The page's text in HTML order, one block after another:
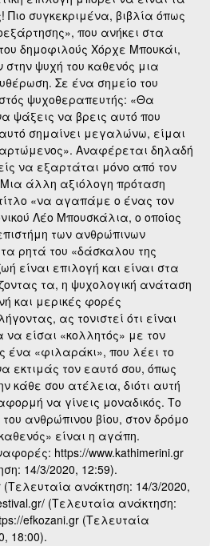
Πιο συγκεκριμένα, βιβλία όπως
που ανήκει στα
δημοφιλούς Χόρχε Μπουκάι,
ψυχή του καθενός μια
Σε ένα σημείο του
ψυχοθεραπευτής: «Θα
ψάξεις να βρεις αυτό που
σημαίνει μεγαλώνω, είμαι
Αναφέρεται δηλαδή
να εξαρτάται μόνο από τον
Μια άλλη αξιόλογη πρόταση
τίτλο «να αγαπάμε ο ένας τον
Λέο Μπουσκάλια, ο οποίος
των ανθρώπινων
ρητά του «δάσκαλου της
είναι επιλογή και είναι στα
τα, η ψυχολογική ανάταση
και μερικές φορές
ας τονιστεί ότι είναι
να είσαι «κολλητός» με τον
ένα «φιλαράκι», που λέει το
εκτιμάς τον εαυτό σου, όπως
κάθε σου ατέλεια, διότι αυτή
να γίνεις μοναδικός. Το
ανθρώπινου βίου, στον δρόμο
είναι η αγάπη.
https://www.kathimerini.gr
14/3/2020, 12:59).
(Τελευταία ανάκτηση: 14/3/2020,
(Τελευταία ανάκτηση:
efkozani.gr (Τελευταία
18:00).